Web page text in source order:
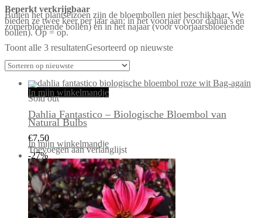
Beperkt verkrijgbaar
Buiten het plantseizoen zijn de bloembollen niet beschikbaar. We
bieden ze twee keer per jaar aan: in het voorjaar (voor dahlia’s en
zomerbloeiende bollen) en in het najaar (voor voorjaarsbloeiende
bollen). Op = op.
Toont alle 3 resultatenGesorteerd op nieuwste
In mijn winkelmandje
Sold out
Dahlia Fantastico – Biologische Bloembol van
Natural Bulbs
€7,50
In mijn winkelmandje
Toevoegen aan verlanglijst
-27%